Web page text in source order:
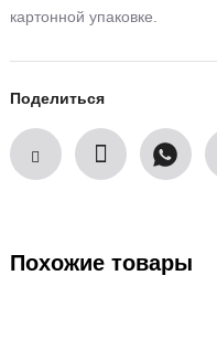
картонной упаковке.
Поделиться
Похожие товары